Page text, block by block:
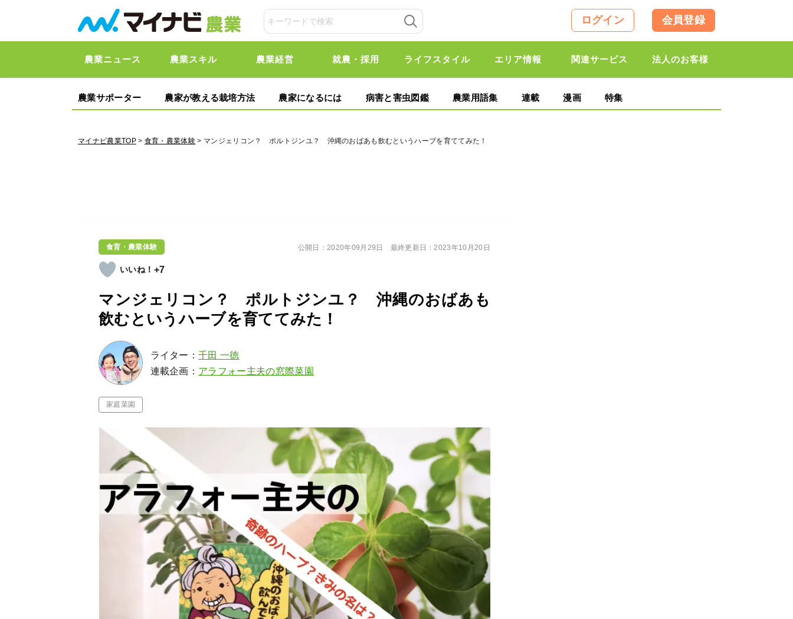
ログイン 会員登録
農業ニュース 農業スキル 農業経営 就農・採用 ライフスタイル エリア情報 関連サービス 法人のお客様
農業サポーター 農家が教える栽培方法 農家になるには 病害と害虫図鑑 農業用語集 連載 漫画 特集
マイナビ農業TOP> 食育・農業体験 > マンジェリコン？ ポルトジンユ？ 沖縄のおばあも飲むというハーブを育ててみた！
食育・農業体験
+7
マンジェリコン？ ポルトジンユ？ 沖縄のおばあも
飲むというハーブを育ててみた！
ライター：千田 一徳
連載企画： アラフォー主夫の窓際菜園
家庭菜園
公開日：2020年09月29日 最終更新日：2023年10月20日